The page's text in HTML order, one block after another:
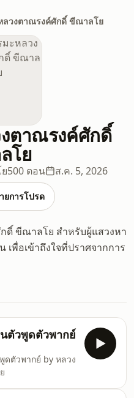
ลวงตาณรงค์ศักดิ์ ขีณาลโย
งตาณรงค์ศักดิ์
โย
500 ตอน ส.ค. 5, 2026
ยการโปรด
ดิ์ ขีณาลโย สำหรับผู้แสวงหา
พื่อเข้าถึงใจที่ปราศจากการ
นตัวพูดตัวพากย์
ดตัวพากย์ by หลวง